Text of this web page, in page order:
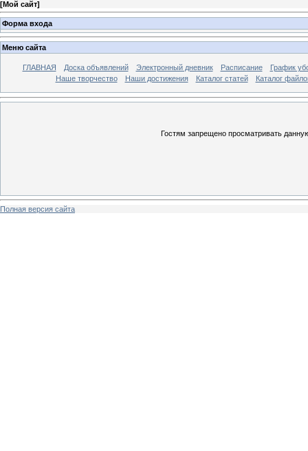
[Мой сайт]
Форма входа
Меню сайта
ГЛАВНАЯ Доска объявлений Электронный дневник Расписание
График
Наше творчество
Наши достижения Каталог статей Каталог
Гостям запрещено просматривать
Полная версия сайта